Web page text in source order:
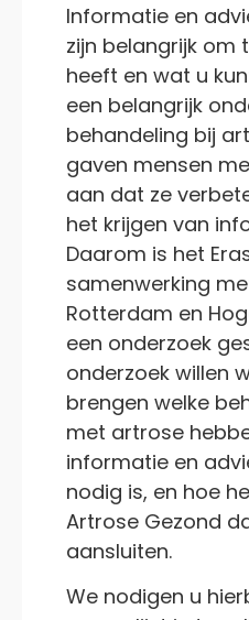
Informatie en
zijn belangrijk om
heeft en wat u
een belangrijk
behandeling bij
gaven mensen
aan dat ze
het krijgen van
Daarom is het
samenwerking
Rotterdam en
een onderzoek
onderzoek willen
brengen welke
met artrose
informatie en
nodig is, en hoe
Artrose Gezond
aansluiten.
We nodigen u